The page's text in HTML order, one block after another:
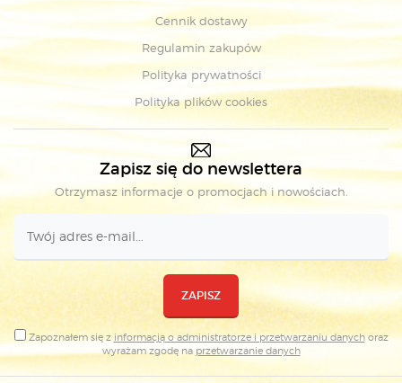
Cennik dostawy
Regulamin zakupów
Polityka prywatności
Polityka plików cookies
Zapisz się do newslettera
Otrzymasz informacje o promocjach i nowościach.
ZAPISZ
Zapoznałem się zinformacją o administratorze i przetwarzaniu danychoraz
wyrażam zgodę naprzetwarzanie danych